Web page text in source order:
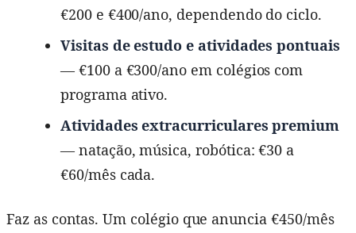
€200 e €400/ano, dependendo do ciclo.
Visitas de estudo e atividades pontuais
— €100 a €300/ano em colégios com
programa ativo.
Atividades extracurriculares premium
— natação, música, robótica: €30 a
€60/mês cada.
Faz as contas. Um colégio que anuncia €450/mês